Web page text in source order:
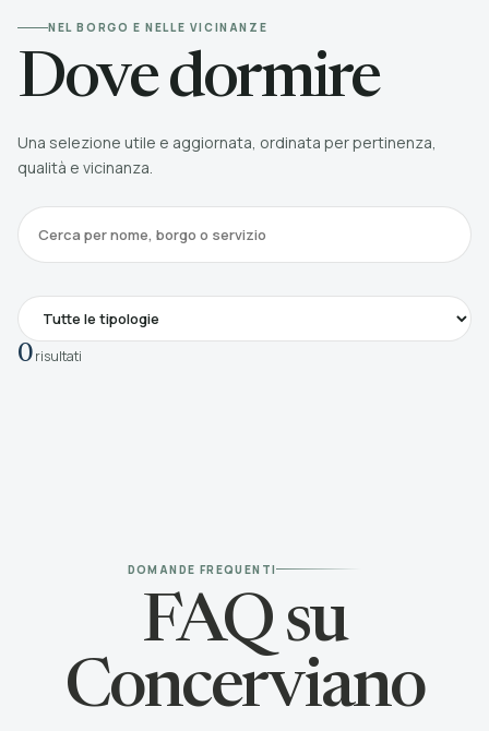
NEL BORGO E NELLE VICINANZE
Dove dormire
Una selezione utile e aggiornata, ordinata per pertinenza,
qualità e vicinanza.
0risultati
DOMANDE FREQUENTI
FAQ su
Concerviano